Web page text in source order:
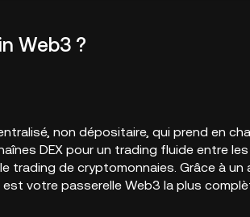
Web3 ?
non dépositaire, qui prend en
DEX pour un trading fluide entre
trading de cryptomonnaies. Grâce à un
votre passerelle Web3 la plus